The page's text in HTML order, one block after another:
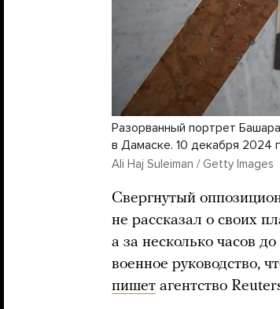
Разорванный портрет
в Дамаске. 10 декабря 2024
Ali Haj Suleiman / Getty Images
Свергнутый
не рассказал о своих
а за несколько часов
военное руководство,
пишет агентство